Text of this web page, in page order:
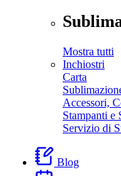
Mostra tutti
Inchiostri
Carta
Accessori,
Stampanti e
Servizio di
Blog